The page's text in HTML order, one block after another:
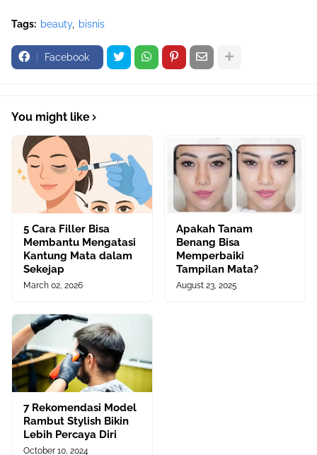
Tags: beauty bisnis
Facebook
You might like
5 Cara Filler Bisa
Membantu Mengatasi
Kantung Mata dalam
Sekejap
March 02, 2026
Apakah Tanam
Benang Bisa
Memperbaiki
Tampilan Mata?
August 23, 2025
7 Rekomendasi Model
Rambut Stylish Bikin
Lebih Percaya Diri
October 10, 2024